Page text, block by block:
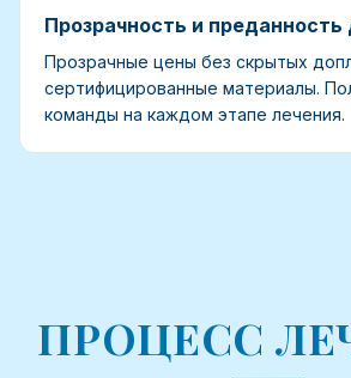
Прозрачность и преданность
Прозрачные цены без скрытых
сертифицированные материалы.
команды на каждом этапе лечения.
ПРОЦЕСС